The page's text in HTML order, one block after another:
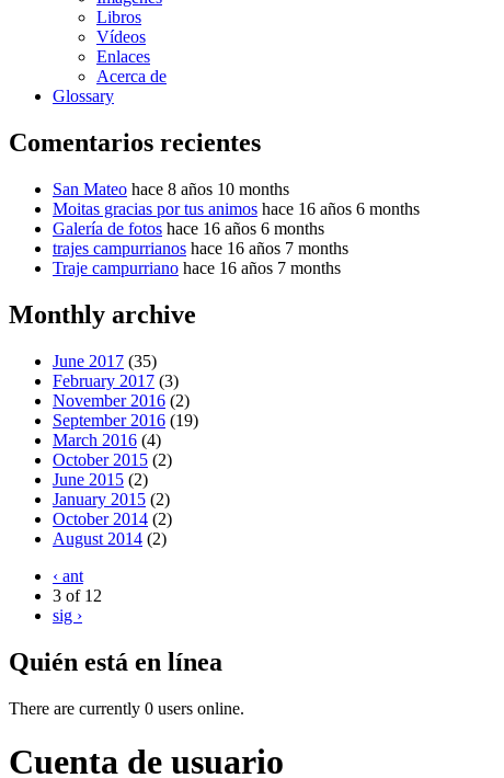
Libros
Vídeos
Enlaces
Acerca de
Glossary
Comentarios recientes
San Mateo hace 8 años 10 months
Moitas gracias por tus animos hace 16 años 6 months
Galería de fotos hace 16 años 6 months
trajes campurrianos hace 16 años 7 months
Traje campurriano hace 16 años 7 months
Monthly archive
June 2017 (35)
February 2017 (3)
November 2016 (2)
September 2016 (19)
March 2016 (4)
October 2015 (2)
June 2015 (2)
January 2015 (2)
October 2014 (2)
August 2014 (2)
‹ ant
3 of 12
sig ›
Quién está en línea
There are currently 0 users online.
Cuenta de usuario